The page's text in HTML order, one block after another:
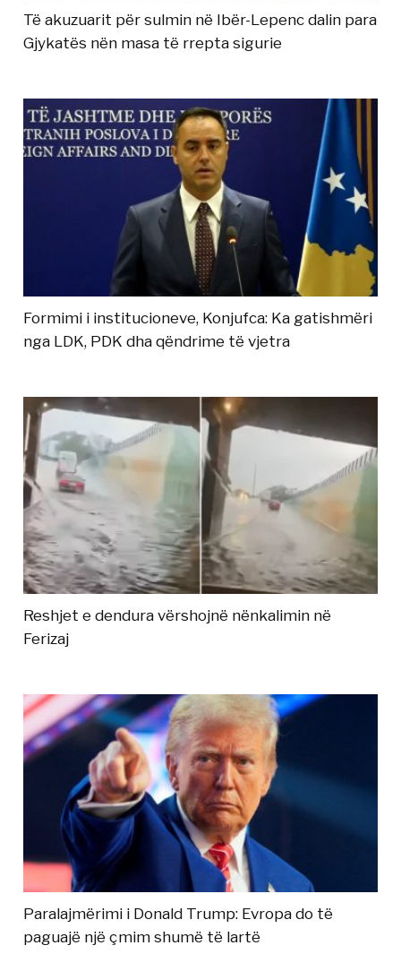
Të akuzuarit për sulmin në Ibër-Lepenc dalin para
Gjykatës nën masa të rrepta sigurie
Formimi i institucioneve, Konjufca: Ka gatishmëri
nga LDK, PDK dha qëndrime të vjetra
Reshjet e dendura vërshojnë nënkalimin në
Ferizaj
Paralajmërimi i Donald Trump: Evropa do të
paguajë një çmim shumë të lartë